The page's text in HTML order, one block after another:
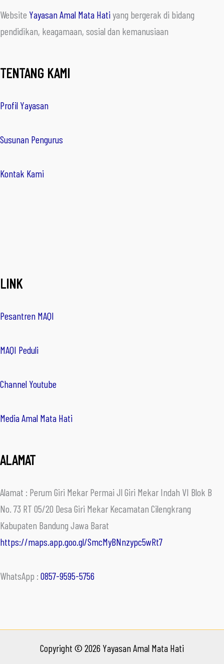
Website Yayasan Amal Mata Hatiyang bergerak di bidang
pendidikan, keagamaan, sosial dan kemanusiaan
TENTANG KAMI
Profil Yayasan
Susunan Pengurus
Kontak Kami
LINK
Pesantren MAQI
MAQI Peduli
Channel Youtube
Media Amal Mata Hati
ALAMAT
Alamat : Perum Giri Mekar Permai Jl Giri Mekar Indah VI Blok B
No. 73 RT 05/20 Desa Giri Mekar Kecamatan Cilengkrang
Kabupaten Bandung Jawa Barat
https://maps.app.goo.gl/SmcMyBNnzypc5wRt7
WhatsApp : 0857-9595-5756
Copyright © 2026 Yayasan Amal Mata Hati